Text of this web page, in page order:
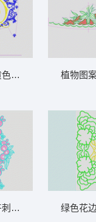
装饰性徽章设计 风衣
绣图案 烫花
植物图
绿色花